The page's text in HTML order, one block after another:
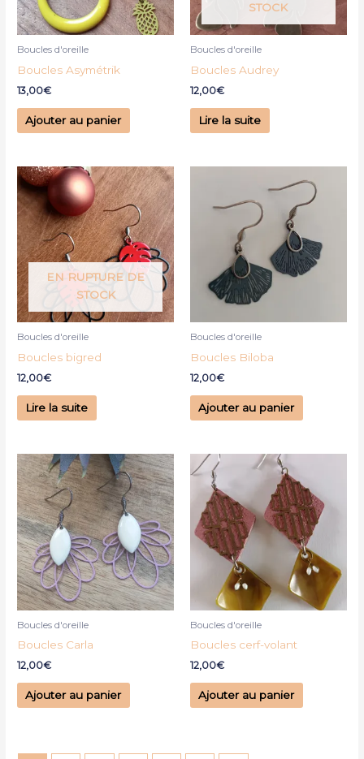
Boucles d'oreille
Boucles Asymétrik
13,00€
Ajouter au panier
STOCK
Boucles d'oreille
Boucles Audrey
12,00€
Lire la suite
EN RUPTURE DE
STOCK
Boucles d'oreille
Boucles bigred
12,00€
Lire la suite
Boucles d'oreille
Boucles Biloba
12,00€
Ajouter au panier
Boucles d'oreille
Boucles Carla
12,00€
Ajouter au panier
Boucles d'oreille
Boucles cerf-volant
12,00€
Ajouter au panier